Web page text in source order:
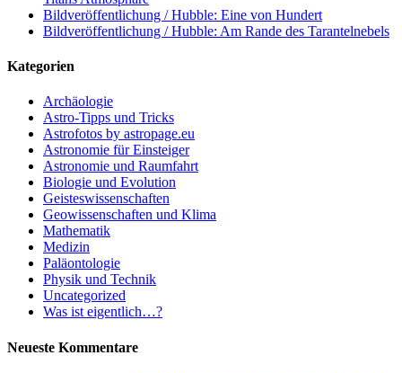
Bildveröffentlichung / Hubble: Eine von Hundert
Bildveröffentlichung / Hubble: Am Rande des Tarantelnebels
Kategorien
Archäologie
Astro-Tipps und Tricks
Astrofotos by astropage.eu
Astronomie für Einsteiger
Astronomie und Raumfahrt
Biologie und Evolution
Geisteswissenschaften
Geowissenschaften und Klima
Mathematik
Medizin
Paläontologie
Physik und Technik
Uncategorized
Was ist eigentlich…?
Neueste Kommentare